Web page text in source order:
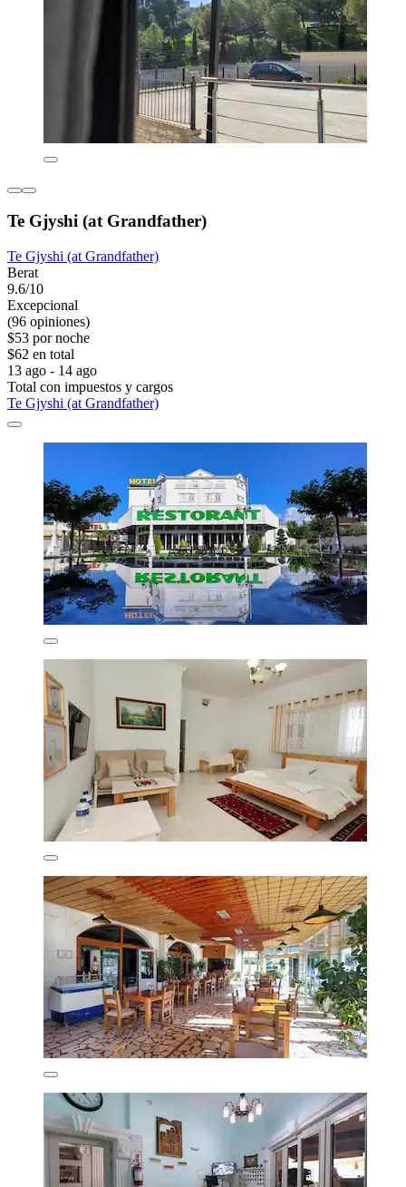
Te Gjyshi (at Grandfather)
Te Gjyshi (at Grandfather)
Berat
9.6/10
Excepcional
(96 opiniones)
$53 por noche
$62 en total
13 ago - 14 ago
Total con impuestos y cargos
Te Gjyshi (at Grandfather)